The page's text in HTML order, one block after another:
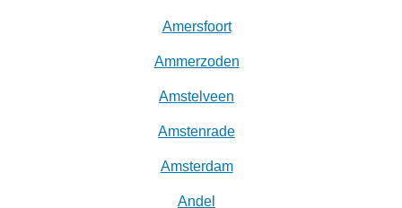
Amersfoort
Ammerzoden
Amstelveen
Amstenrade
Amsterdam
Andel